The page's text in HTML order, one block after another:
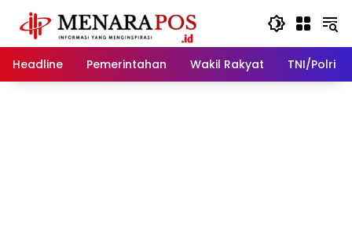
konten
Headline
Pemerintahan Wakil Rakyat TNI/Polri